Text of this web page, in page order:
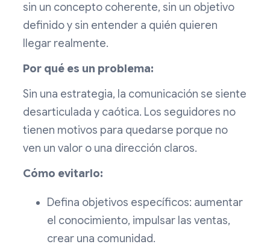
sin un concepto coherente, sin un objetivo
definido y sin entender a quién quieren
llegar realmente.
Por qué es un problema:
Sin una estrategia, la comunicación se siente
desarticulada y caótica. Los seguidores no
tienen motivos para quedarse porque no
ven un valor o una dirección claros.
Cómo evitarlo:
Defina objetivos específicos: aumentar
el conocimiento, impulsar las ventas,
crear una comunidad.